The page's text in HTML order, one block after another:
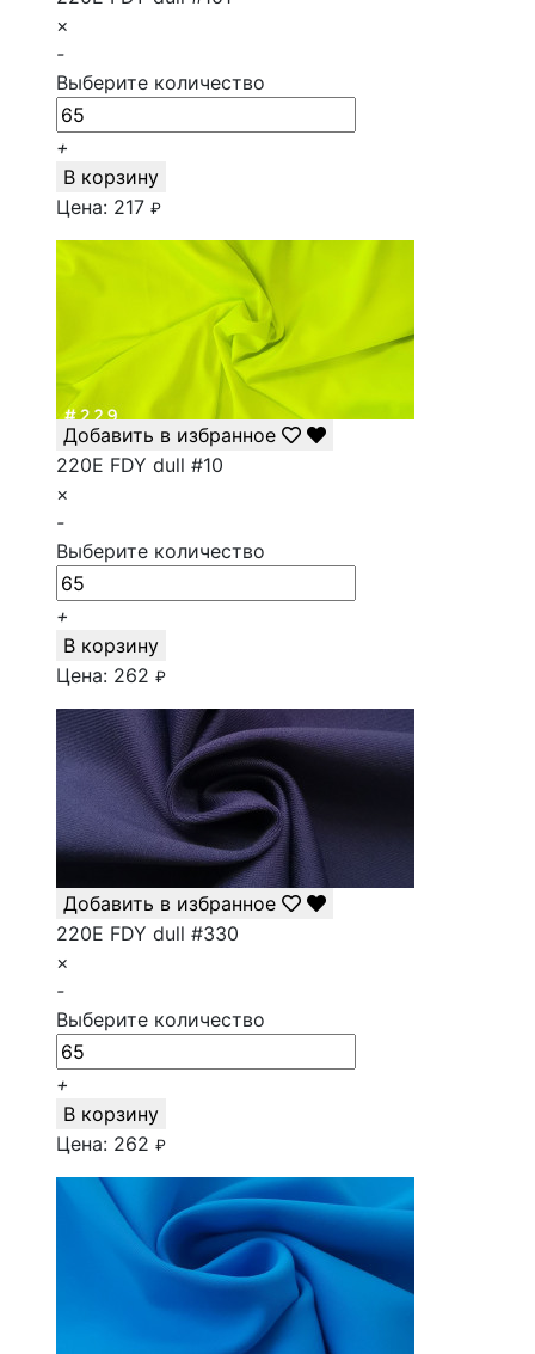
×
-
Выберите количество
+
В корзину
Цена: 217 ₽
Добавить в избранное
220E FDY dull #10
×
-
Выберите количество
+
В корзину
Цена: 262 ₽
Добавить в избранное
220E FDY dull #330
×
-
Выберите количество
+
В корзину
Цена: 262 ₽